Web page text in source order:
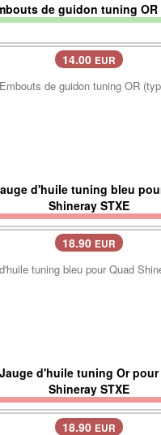
14.00 EUR
Embouts de guidon tuning OR
18.90 EUR
tuning bleu pour Quad
18.90 EUR